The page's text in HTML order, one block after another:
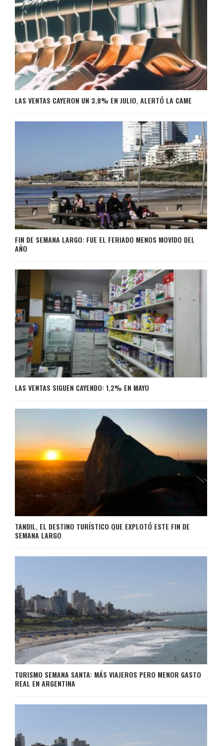
LAS VENTAS CAYERON UN 3,8% EN JULIO, ALERTÓ LA CAME
FIN DE SEMANA LARGO: FUE EL FERIADO MENOS MOVIDO DEL
AÑO
LAS VENTAS SIGUEN CAYENDO: 1,2% EN MAYO
TANDIL, EL DESTINO TURÍSTICO QUE EXPLOTÓ ESTE FIN DE
SEMANA LARGO
TURISMO SEMANA SANTA: MÁS VIAJEROS PERO MENOR GASTO
REAL EN ARGENTINA